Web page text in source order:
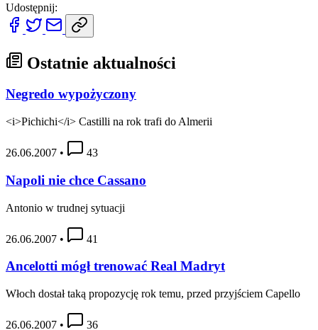
Udostępnij:
Ostatnie aktualności
Negredo wypożyczony
<i>Pichichi</i> Castilli na rok trafi do Almerii
26.06.2007 • 43
Napoli nie chce Cassano
Antonio w trudnej sytuacji
26.06.2007 • 41
Ancelotti mógł trenować Real Madryt
Włoch dostał taką propozycję rok temu, przed przyjściem Capello
26.06.2007 • 36